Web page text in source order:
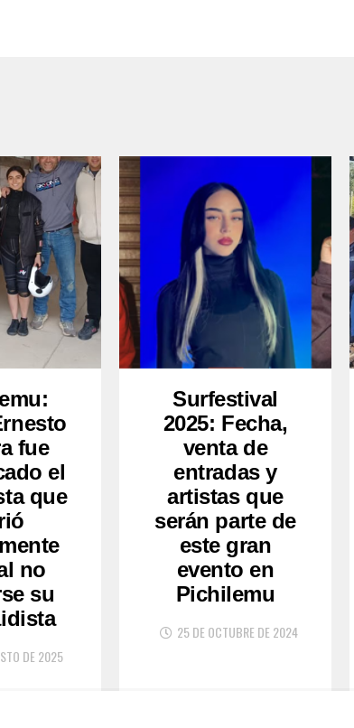
fue
el
que
no
su
DE 2025
Surfestival
2025: Fecha,
venta de
entradas y
artistas que
serán parte de
este gran
evento en
Pichilemu
25 DE OCTUBRE DE 2024